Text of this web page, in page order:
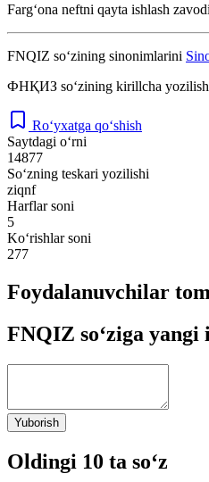
Fargʻona neftni qayta ishlash zavodi
FNQIZ so‘zining sinonimlarini
ФНҚИЗ so‘zining kirillcha
Ro‘yxatga qo‘shish
Saytdagi o‘rni
14877
So‘zning teskari yozilishi
ziqnf
Harflar soni
5
Ko‘rishlar soni
277
Foydalanuvchilar
FNQIZ so‘ziga yangi
Yuborish
Oldingi 10 ta so‘z